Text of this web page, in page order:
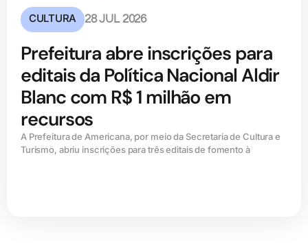
CULTURA 28 JUL 2026
Prefeitura abre inscrições para
editais da Política Nacional Aldir
Blanc com R$ 1 milhão em
recursos
A Prefeitura de Americana, por meio da Secretaria de Cultura e
Turismo, abriu inscrições para três editais de fomento à